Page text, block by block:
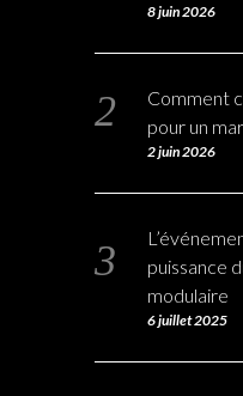
8 juin 2026
Comment
pour un
2 juin 2026
puissance
modulaire
6 juillet 2025